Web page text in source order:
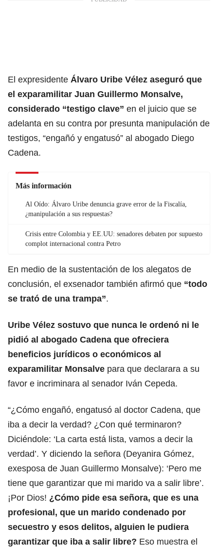
El expresidente Álvaro Uribe Vélez aseguró que
el exparamilitar Juan Guillermo Monsalve,
considerado “testigo clave” en el juicio que se
adelanta en su contra por presunta manipulación de
testigos, “engañó y engatusó” al abogado Diego
Cadena.
Más información
Al Oído: Álvaro Uribe denuncia grave error de la Fiscalía,
¿manipulación a sus respuestas?
Crisis entre Colombia y EE.UU: senadores debaten por supuesto
complot internacional contra Petro
En medio de la sustentación de los alegatos de
conclusión, el exsenador también afirmó que “todo
se trató de una trampa”.
Uribe Vélez sostuvo que nunca le ordenó ni le
pidió al abogado Cadena que ofreciera
beneficios jurídicos o económicos al
exparamilitar Monsalve para que declarara a su
favor e incriminara al senador Iván Cepeda.
“¿Cómo engañó, engatusó al doctor Cadena, que
iba a decir la verdad? ¿Con qué terminaron?
Diciéndole: ‘La carta está lista, vamos a decir la
verdad’. Y diciendo la señora (Deyanira Gómez,
exesposa de Juan Guillermo Monsalve): ‘Pero me
tiene que garantizar que mi marido va a salir libre’.
¡Por Dios! ¿Cómo pide esa señora, que es una
profesional, que un marido condenado por
secuestro y esos delitos, alguien le pudiera
garantizar que iba a salir libre? Eso muestra el